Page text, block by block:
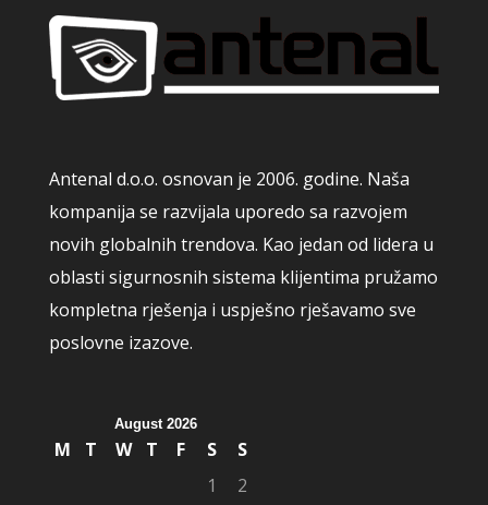
Antenal d.o.o. osnovan je 2006. godine. Naša
kompanija se razvijala uporedo sa razvojem
novih globalnih trendova. Kao jedan od lidera u
oblasti sigurnosnih sistema klijentima pružamo
kompletna rješenja i uspješno rješavamo sve
poslovne izazove.
August 2026
M T W T F S
S
1
2